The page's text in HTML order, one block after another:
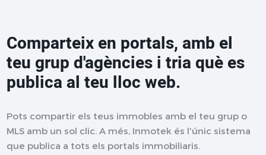
Comparteix en portals, amb el
teu grup d'agències i tria què es
publica al teu lloc web.
Pots compartir els teus immobles amb el teu grup o
MLS amb un sol clic. A més, Inmotek és l'únic sistema
que publica a tots els portals immobiliaris.